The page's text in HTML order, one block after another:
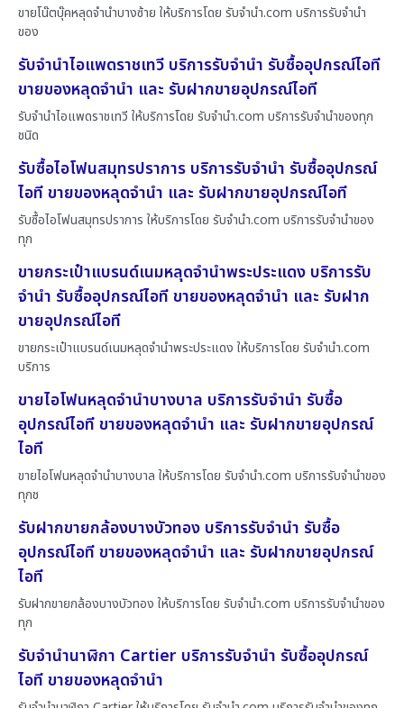
ขายโน๊ตบุ๊คหลุดจำนำบางซ้าย ให้บริการโดย รับจํานํา.com บริการรับจำนำ
ของ
รับจำนำไอแพดราชเทวี บริการรับจำนำ รับซื้ออุปกรณ์ไอที
ขายของหลุดจำนำ และ รับฝากขายอุปกรณ์ไอที
รับจำนำไอแพดราชเทวี ให้บริการโดย รับจํานํา.com บริการรับจำนำของทุก
ชนิด
รับซื้อไอโฟนสมุทรปราการ บริการรับจำนำ รับซื้ออุปกรณ์
ไอที ขายของหลุดจำนำ และ รับฝากขายอุปกรณ์ไอที
รับซื้อไอโฟนสมุทรปราการ ให้บริการโดย รับจํานํา.com บริการรับจำนำของ
ทุก
ขายกระเป๋าแบรนด์เนมหลุดจำนำพระประแดง บริการรับ
จำนำ รับซื้ออุปกรณ์ไอที ขายของหลุดจำนำ และ รับฝาก
ขายอุปกรณ์ไอที
ขายกระเป๋าแบรนด์เนมหลุดจำนำพระประแดง ให้บริการโดย รับจํานํา.com
บริการ
ขายไอโฟนหลุดจำนำบางบาล บริการรับจำนำ รับซื้อ
อุปกรณ์ไอที ขายของหลุดจำนำ และ รับฝากขายอุปกรณ์
ไอที
ขายไอโฟนหลุดจำนำบางบาล ให้บริการโดย รับจํานํา.com บริการรับจำนำของ
ทุกช
รับฝากขายกล้องบางบัวทอง บริการรับจำนำ รับซื้อ
อุปกรณ์ไอที ขายของหลุดจำนำ และ รับฝากขายอุปกรณ์
ไอที
รับฝากขายกล้องบางบัวทอง ให้บริการโดย รับจํานํา.com บริการรับจำนำของ
ทุก
รับจำนำนาฬิกา Cartier บริการรับจำนำ รับซื้ออุปกรณ์
ไอที ขายของหลุดจำนำ